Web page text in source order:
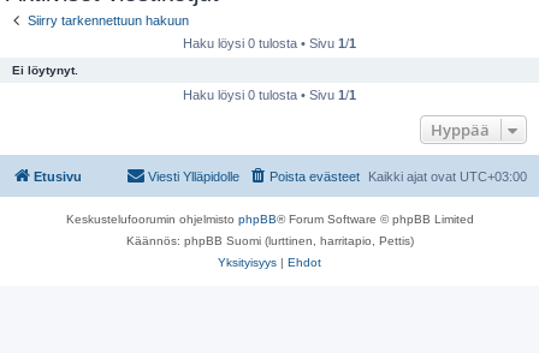
Siirry tarkennettuun hakuun
Haku löysi 0 tulosta • Sivu 1/1
Ei löytynyt.
Haku löysi 0 tulosta • Sivu 1/1
Hyppää
Etusivu Kaikki ajat ovat UTC+03:00
Poista evästeet
Viesti Ylläpidolle
Keskustelufoorumin ohjelmisto phpBB® Forum Software © phpBB Limited
Käännös: phpBB Suomi (lurttinen, harritapio, Pettis)
Yksityisyys | Ehdot